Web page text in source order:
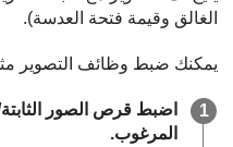
الغالق وقيمة فتحة العدسة).
يمكنك ضبط وظائف التصوير
المرغوب.